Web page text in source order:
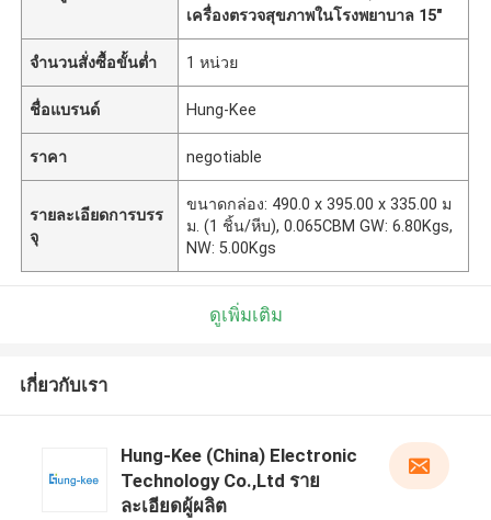
เครื่องตรวจสุขภาพในโรงพยาบาล 15"
จำนวนสั่งซื้อขั้นต่ำ 1 หน่วย
ชื่อแบรนด์ Hung-Kee
ราคา negotiable
รายละเอียดการบรร
จุ
ขนาดกล่อง: 490.0 x 395.00 x 335.00 ม
ม. (1 ชิ้น/หีบ), 0.065CBM GW: 6.80Kgs,
NW: 5.00Kgs
ดูเพิ่มเติม
เกี่ยวกับเรา
Hung-Kee (China) Electronic
Technology Co.,Ltd ราย
ละเอียดผู้ผลิต